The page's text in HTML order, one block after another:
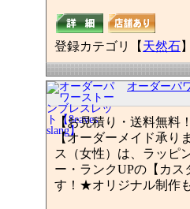
登録カテゴリ【 天然石 】
オーダーパ
【お見積り・送料無料
【オーダーメイド承り
ス（女性）は、ラッピ
ー・ランクUPの【カ
す！★オリジナル制作